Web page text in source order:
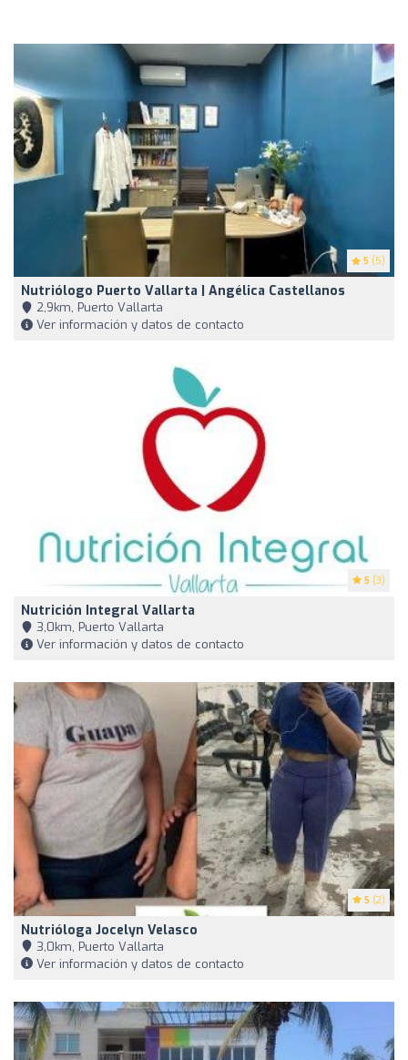
5 (5)
Nutriólogo Puerto Vallarta | Angélica Castellanos
2,9km, Puerto Vallarta
Ver información y datos de contacto
5 (3)
Nutrición Integral Vallarta
3,0km, Puerto Vallarta
Ver información y datos de contacto
5 (2)
Nutrióloga Jocelyn Velasco
3,0km, Puerto Vallarta
Ver información y datos de contacto